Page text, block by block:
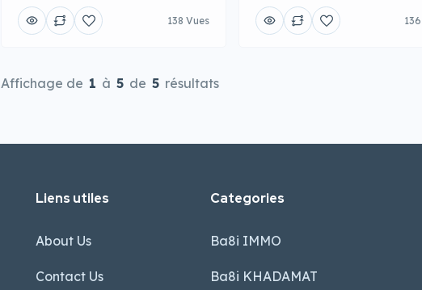
138 Vues
Affichage de 1 à 5 de 5 résultats
Liens utiles
About Us
Contact Us
Categories
Ba8i IMMO
Ba8i KHADAMAT